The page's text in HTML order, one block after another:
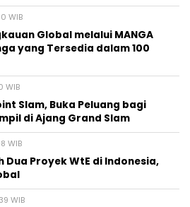
WIB
Global melalui MANGA
yang Tersedia dalam 100
WIB
Slam, Buka Peluang bagi
di Ajang Grand Slam
WIB
Dua Proyek WtE di Indonesia,
WIB